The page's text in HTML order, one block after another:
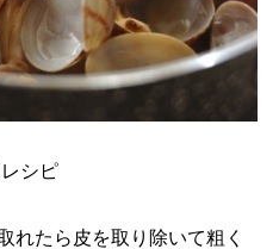
シピ
れたら皮を取り除いて粗く